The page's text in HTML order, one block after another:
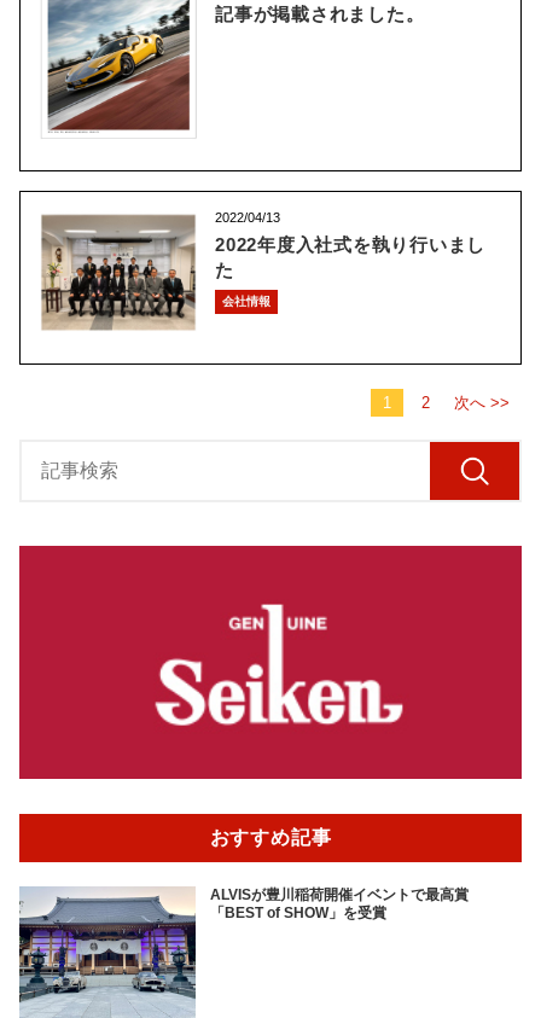
記事が掲載されました。
2022/04/13
2022年度入社式を執り行いまし
た
会社情報
1 2 次へ >>
おすすめ記事
ALVISが豊川稲荷開催イベントで最高賞
「BEST of SHOW」を受賞